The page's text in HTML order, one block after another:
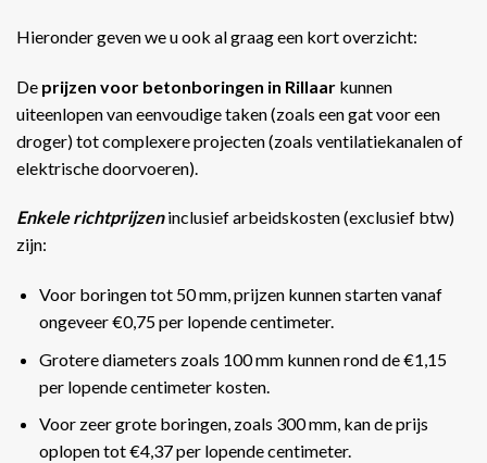
Hieronder geven we u ook al graag een kort overzicht:
De prijzen voor betonboringen in Rillaar kunnen
uiteenlopen van eenvoudige taken (zoals een gat voor een
droger) tot complexere projecten (zoals ventilatiekanalen of
elektrische doorvoeren).
Enkele richtprijzeninclusief arbeidskosten (exclusief btw)
zijn:
Voor boringen tot 50 mm, prijzen kunnen starten vanaf
ongeveer €0,75 per lopende centimeter.
Grotere diameters zoals 100 mm kunnen rond de €1,15
per lopende centimeter kosten.
Voor zeer grote boringen, zoals 300 mm, kan de prijs
oplopen tot €4,37 per lopende centimeter​​.